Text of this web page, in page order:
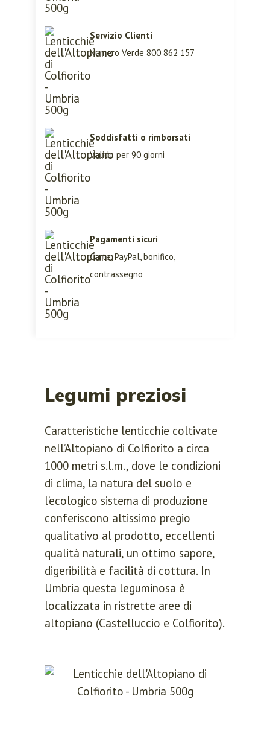
Servizio Clienti
Numero Verde 800 862 157
Soddisfatti o rimborsati
Valido per 90 giorni
Pagamenti sicuri
Carte, PayPal, bonifico,
contrassegno
Legumi preziosi
Caratteristiche lenticchie coltivate
nell’Altopiano di Colfiorito a circa
1000 metri s.l.m., dove le condizioni
di clima, la natura del suolo e
l’ecologico sistema di produzione
conferiscono altissimo pregio
qualitativo al prodotto, eccellenti
qualità naturali, un ottimo sapore,
digeribilità e facilità di cottura. In
Umbria questa leguminosa è
localizzata in ristrette aree di
altopiano (Castelluccio e Colfiorito).
LOGIN
Remember me
Lost your password?
LOGIN
Register now.
Set up a free account today.